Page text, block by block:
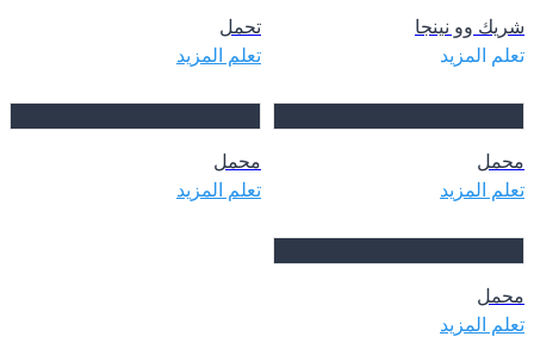
شريك وو نينجا
تعلم المزيد
تحمل
تعلم المزيد
محمل
تعلم المزيد
محمل
تعلم المزيد
محمل
تعلم المزيد